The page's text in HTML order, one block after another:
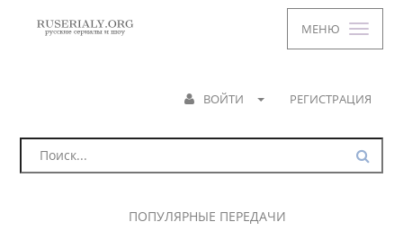
МЕНЮ
ВОЙТИ РЕГИСТРАЦИЯ
ПОПУЛЯРНЫЕ ПЕРЕДАЧИ